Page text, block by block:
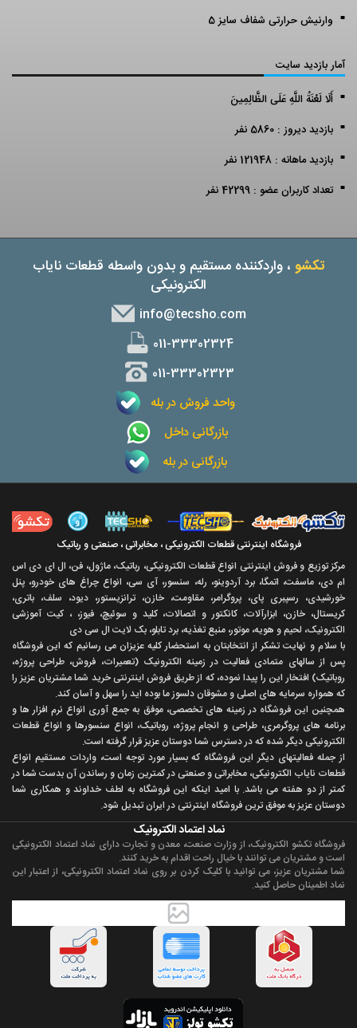
وارنیش حرارتی شفاف سایز 5
آمار بازدید سایت
أَلَا لَعْنَةُ اللَّهِ عَلَى الظَّالِمِينَ
بازدید دیروز : 5860 نفر
بازدید ماهانه : 121948 نفر
تعداد کاربران عضو : 42299 نفر
تکشو ، واردکننده مستقیم و بدون واسطه قطعات نایاب
الکترونیکی
info@tecsho.com
011-33302324
011-33302323
واحد فروش در بله
بازرگانی داخل
بازرگانی در بله
فروشگاه اینترنتی قطعات الکترونیکی ، مخابراتی ، صنعتی و رباتیک
مرکز توزیع و فروش اینترنتی انواع قطعات الکترونیکی، رباتیک، ماژول، فن، ال ای دی اس
ام دی، ماسفت، اتمگا، برد آردوینو، رله، سنسور، آی سی، انواع چراغ های خودرو، پنل
خورشیدی، رسپبری پای، پروگرامر، مقاومت، خازن، ترانزیستور، دیود، سلف، باتری،
کریستال، خازن، ابزارآلات، کانکتور و اتصالات، کلید و سوئیچ، فیوز، ، کیت آموزشی
الکترونیک، لحیم و هویه، موتور، منبع تغذیه، برد تابلو، بک لایت ال سی دی
با سلام و نهايت تشکر از انتخابتان به استحضار کليه عزيزان می رسانيم که اين فروشگاه
پس از سالهای متمادی فعاليت در زمينه الکترونيک (تعميرات، فروش، طراحی پروژه،
روباتيک) افتخار اين را پيدا نموده، که از طريق فروش اينترنتی خريد شما مشتريان عزيز را
که همواره سرمايه های اصلی و مشوقان دلسوز ما بوده ايد را سهل و آسان کند.
همچنين اين فروشگاه در زمينه های تخصصی، موفق به جمع آوری انواع نرم افزار ها و
برنامه های پروگرمری، طراحی و انجام پروژه، روباتيک، انواع سنسورها و انواع قطعات
الکترونيکی ديگر شده که در دسترس شما دوستان عزيز قرار گرفته است.
از جمله فعاليتهای ديگر اين فروشگاه که بسيار مورد توجه است، واردات مستقیم انواع
قطعات ناياب الکترونيکی، مخابراتی و صنعتی در کمترين زمان و رساندن آن بدست شما در
کمتر از دو هفته می باشد. با اميد اينکه اين فروشگاه به لطف خداوند و همکاری شما
دوستان عزيز به موفق ترين فروشگاه اینترنتی در ایران تبديل شود.
نماد اعتماد الکترونیک
فروشگاه تکشو الکترونیک، از وزارت صنعت، معدن و تجارت دارای نماد اعتماد الکترونیکی
است و مشتریان می توانند با خیال راحت اقدام به خرید کنند.
شما مشتریان عزیز، می توانید با کلیک کردن بر روی نماد اعتماد الکترونیکی، از اعتبار این
نماد اطمینان حاصل کنید.